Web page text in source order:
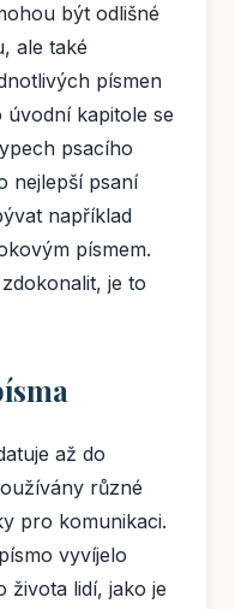
být odlišné
ale také
písmen
kapitole se
psacího
nejlepší psaní
například
písmem.
je to
až do
různé
pro komunikaci.
vyvíjelo
života lidí, jako je